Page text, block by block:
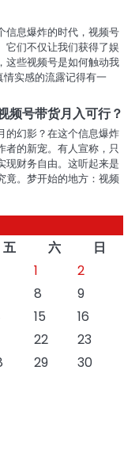
信息爆炸的时代，视频号
它们不仅让我们获得了娱
这些视频号是如何触动我
实感的流露记得有一
频号带货月入可行？
的幻影？在这个信息爆炸
者的新宠。有人宣称，只
现财务自由。这听起来是
竟。梦开始的地方：视频
五 六
日
1
2
8
9
15
16
22
23
29
30